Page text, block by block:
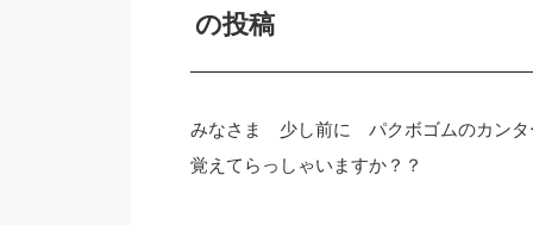
の投稿
みなさま 少し前に パクボゴムのカンタ
覚えてらっしゃいますか？？